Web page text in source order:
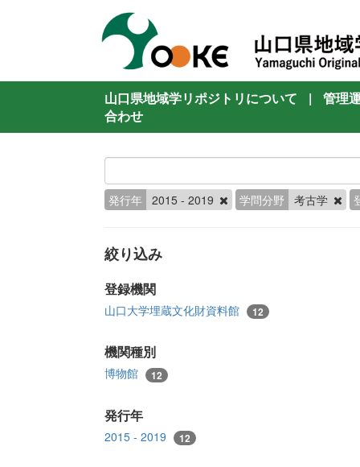
山口県地域学リポジトリについて |
管理
合わせ
発行年 2015 - 2019 学問分野 考古学
絞り込み
登録機関
山口大学埋蔵文化財資料館 12
機関種別
博物館 12
発行年
2015 - 2019 12